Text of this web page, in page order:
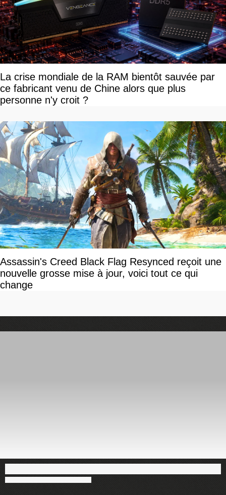
La crise mondiale de la RAM bientôt sauvée par
ce fabricant venu de Chine alors que plus
personne n'y croit ?
Assassin's Creed Black Flag Resynced reçoit une
nouvelle grosse mise à jour, voici tout ce qui
change